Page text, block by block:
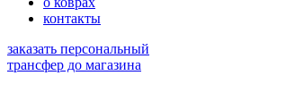
контакты
заказать персональный
трансфер до магазина